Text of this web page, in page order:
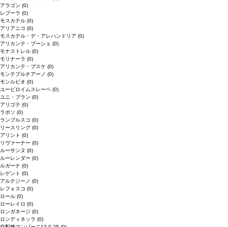
アラゴン (0)
レブーラ (0)
モスカテル (0)
アリアニコ (0)
モスカテル・デ・アレハンドリア (0)
アリカンテ・ブーシェ (0)
モナストレル (0)
モリナーラ (0)
アリカンテ・ブスケ (0)
モンテプルチアーノ (0)
モンルビオ (0)
ユービロイムスレーベ (0)
ユニ・ブラン (0)
アリゴテ (0)
ラボソ (0)
ランブルスコ (0)
リースリング (0)
アリント (0)
リヴァーナー (0)
ルーサンヌ (0)
ルーレンダー (0)
ルガーナ (0)
レゲント (0)
アルテジーノ (0)
レフォスコ (0)
ロール (0)
ローレイロ (0)
ロンガネージ (0)
ロンディネッラ (0)